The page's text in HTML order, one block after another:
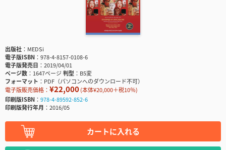
出版社
MEDSi
電子版ISBN
978-4-8157-0108-6
電子版発売日
2019/04/01
ページ数
1647ページ判型
B5変
フォーマット
PDF（パソコンへのダウンロード不可）
電子版販売価格： ¥22,000(本体¥20,000＋税10％)
印刷版ISBN
978-4-89592-852-6
印刷版発行年月
2016/05
カートに入れる